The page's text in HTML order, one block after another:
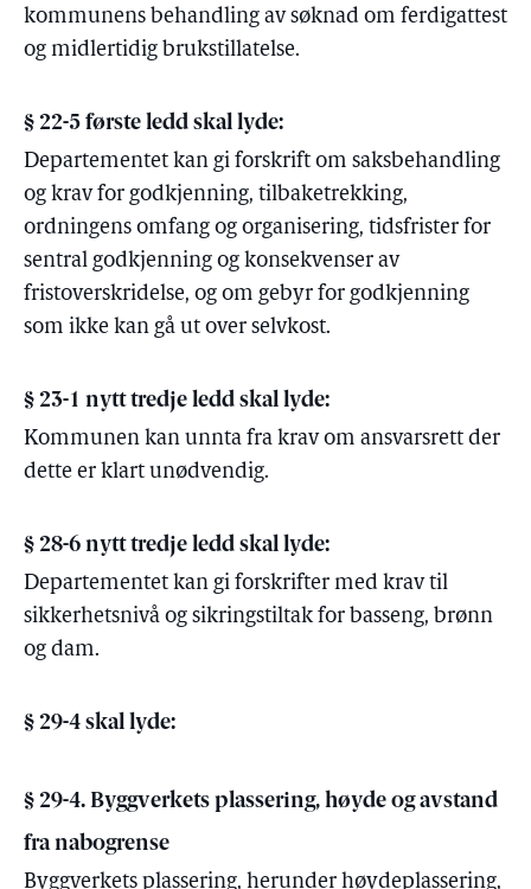
kommunens behandling av søknad om ferdigattest
og midlertidig brukstillatelse.
§ 22-5 første ledd skal lyde:
Departementet kan gi forskrift om saksbehandling
og krav for godkjenning, tilbaketrekking,
ordningens omfang og organisering, tidsfrister for
sentral godkjenning og konsekvenser av
fristoverskridelse, og om gebyr for godkjenning
som ikke kan gå ut over selvkost.
§ 23-1 nytt tredje ledd skal lyde:
Kommunen kan unnta fra krav om ansvarsrett der
dette er klart unødvendig.
§ 28-6 nytt tredje ledd skal lyde:
Departementet kan gi forskrifter med krav til
sikkerhetsnivå og sikringstiltak for basseng, brønn
og dam.
§ 29-4 skal lyde:
§ 29-4. Byggverkets plassering, høyde og avstand
fra nabogrense
Byggverkets plassering, herunder høydeplassering,